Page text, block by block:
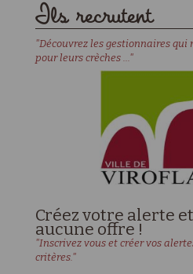
Ils recrutent
"Découvrez les gestionnaires
pour leurs crèches ..."
Créez votre alerte
aucune offre !
"Inscrivez vous et créer vos
critères."